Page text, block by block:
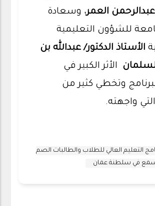
العمر، وسعادة
للشؤون التعليمية
الأستاذ الدكتور/ عبدالله بن
الأثر الكبير في
وتخطي كثير من
واجهته.
التعليم العالي للطلاب والطالبات الصم
في سلطنة عمان